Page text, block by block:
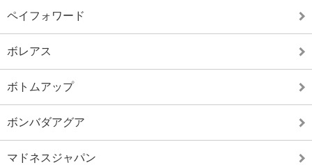
ペイフォワード
ボレアス
ボトムアップ
ボンバダアグア
マドネスジャパン